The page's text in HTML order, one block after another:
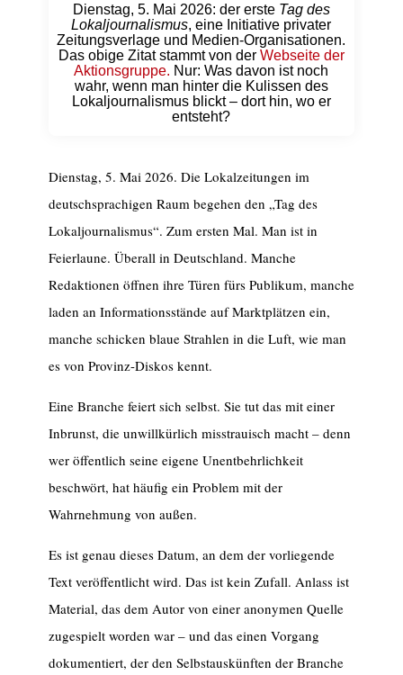
Dienstag, 5. Mai 2026: der erste Tag des
Lokaljournalismus, eine Initiative privater
Zeitungsverlage und Medien-Organisationen.
Das obige Zitat stammt von der Webseite der
Aktionsgruppe. Nur: Was davon ist noch
wahr, wenn man hinter die Kulissen des
Lokaljournalismus blickt – dort hin, wo er
entsteht?
Dienstag, 5. Mai 2026. Die Lokalzeitungen im
deutschsprachigen Raum begehen den „Tag des
Lokaljournalismus“. Zum ersten Mal. Man ist in
Feierlaune. Überall in Deutschland. Manche
Redaktionen öffnen ihre Türen fürs Publikum, manche
laden an Informationsstände auf Marktplätzen ein,
manche schicken blaue Strahlen in die Luft, wie man
es von Provinz-Diskos kennt.
Eine Branche feiert sich selbst. Sie tut das mit einer
Inbrunst, die unwillkürlich misstrauisch macht – denn
wer öffentlich seine eigene Unentbehrlichkeit
beschwört, hat häufig ein Problem mit der
Wahrnehmung von außen.
Es ist genau dieses Datum, an dem der vorliegende
Text veröffentlicht wird. Das ist kein Zufall. Anlass ist
Material, das dem Autor von einer anonymen Quelle
zugespielt worden war – und das einen Vorgang
dokumentiert, der den Selbstauskünften der Branche